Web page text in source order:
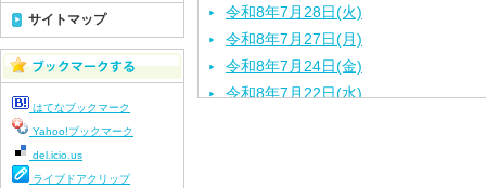
令和8年7月28日(火)
令和8年7月27日(月)
令和8年7月24日(金)
令和8年7月22日(水)
サイトマップ
はてなブックマーク
Yahoo!ブックマーク
del.icio.us
ライブドアクリップ